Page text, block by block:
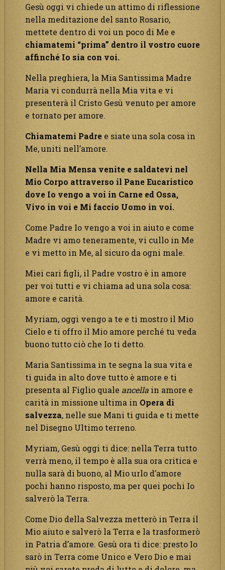
Gesù oggi vi chiede un attimo di riflessione
nella meditazione del santo Rosario,
mettete dentro di voi un poco di Me e
chiamatemi “prima” dentro il vostro cuore
affinché Io sia con voi.
Nella preghiera, la Mia Santissima Madre
Maria vi condurrà nella Mia vita e vi
presenterà il Cristo Gesù venuto per amore
e tornato per amore.
Chiamatemi Padre e siate una sola cosa in
Me, uniti nell’amore.
Nella Mia Mensa venite e saldatevi nel
Mio Corpo attraverso il Pane Eucaristico
dove Io vengo a voi in Carne ed Ossa,
Vivo in voi e Mi faccio Uomo in voi.
Come Padre Io vengo a voi in aiuto e come
Madre vi amo teneramente, vi cullo in Me
e vi metto in Me, al sicuro da ogni male.
Miei cari figli, il Padre vostro è in amore
per voi tutti e vi chiama ad una sola cosa:
amore e carità.
Myriam, oggi vengo a te e ti mostro il Mio
Cielo e ti offro il Mio amore perché tu veda
buono tutto ciò che Io ti detto.
Maria Santissima in te segna la sua vita e
ti guida in alto dove tutto è amore e ti
presenta al Figlio quale ancella in amore e
carità in missione ultima in Opera di
salvezza, nelle sue Mani ti guida e ti mette
nel Disegno Ultimo terreno.
Myriam, Gesù oggi ti dice: nella Terra tutto
verrà meno, il tempo è alla sua ora critica e
nulla sarà di buono, al Mio urlo d’amore
pochi hanno risposto, ma per quei pochi Io
salverò la Terra.
Come Dio della Salvezza metterò in Terra il
Mio aiuto e salverò la Terra e la trasformerò
in Patria d’amore. Gesù ora ti dice: presto Io
sarò in Terra come Unico e Vero Dio e mai